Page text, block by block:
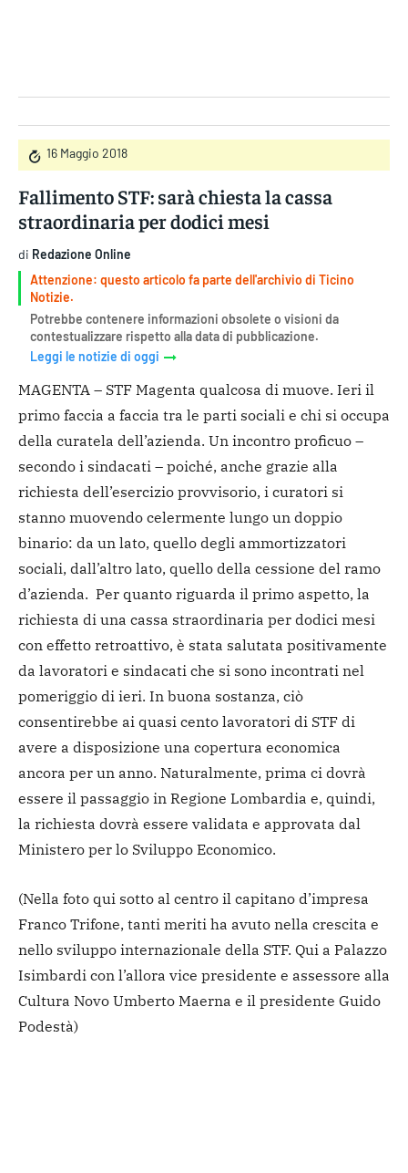
16 Maggio 2018
Fallimento STF: sarà chiesta la cassa
straordinaria per dodici mesi
di Redazione Online
Attenzione: questo articolo fa parte dell'archivio di Ticino
Notizie.
Potrebbe contenere informazioni obsolete o visioni da
contestualizzare rispetto alla data di pubblicazione.
Leggi le notizie di oggi
MAGENTA – STF Magenta qualcosa di muove. Ieri il
primo faccia a faccia tra le parti sociali e chi si occupa
della curatela dell’azienda. Un incontro proficuo –
secondo i sindacati – poiché, anche grazie alla
richiesta dell’esercizio provvisorio, i curatori si
stanno muovendo celermente lungo un doppio
binario: da un lato, quello degli ammortizzatori
sociali, dall’altro lato, quello della cessione del ramo
d’azienda. Per quanto riguarda il primo aspetto, la
richiesta di una cassa straordinaria per dodici mesi
con effetto retroattivo, è stata salutata positivamente
da lavoratori e sindacati che si sono incontrati nel
pomeriggio di ieri. In buona sostanza, ciò
consentirebbe ai quasi cento lavoratori di STF di
avere a disposizione una copertura economica
ancora per un anno. Naturalmente, prima ci dovrà
essere il passaggio in Regione Lombardia e, quindi,
la richiesta dovrà essere validata e approvata dal
Ministero per lo Sviluppo Economico.
(Nella foto qui sotto al centro il capitano d’impresa
Franco Trifone, tanti meriti ha avuto nella crescita e
nello sviluppo internazionale della STF. Qui a Palazzo
Isimbardi con l’allora vice presidente e assessore alla
Cultura Novo Umberto Maerna e il presidente Guido
Podestà)